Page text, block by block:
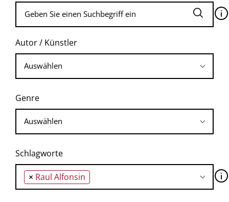
🛈
Autor / Künstler
Genre
Schlagworte
× Raul Alfonsin 🛈